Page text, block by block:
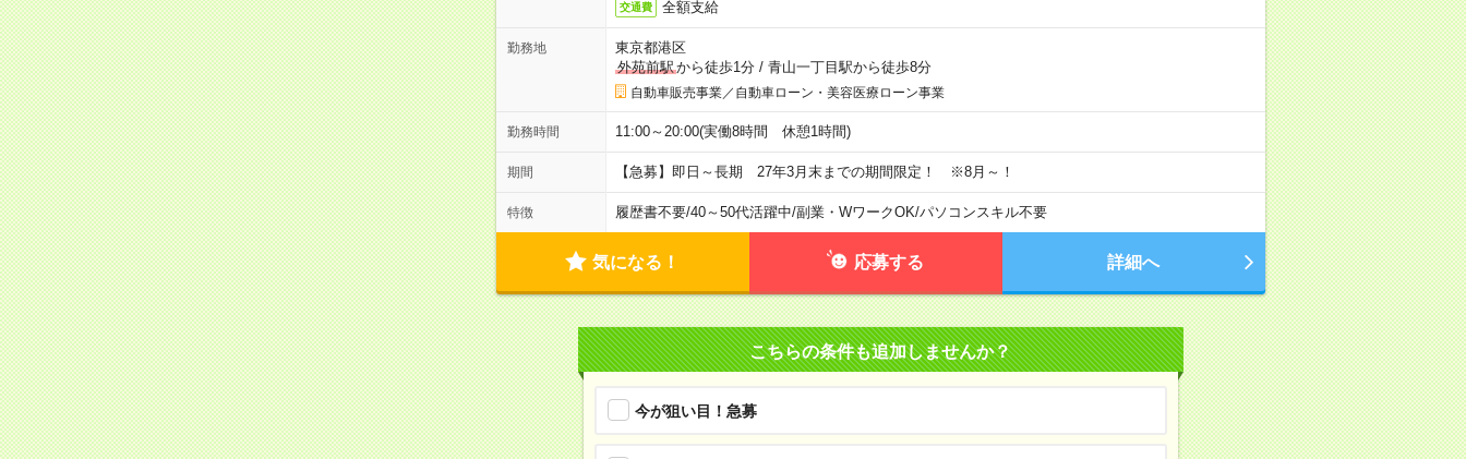
交通費 全額支給
勤務地
東京都港区
外苑前駅から徒歩1分/ 青山一丁目駅から徒歩8分
自動車販売事業／自動車ローン・美容医療ローン事業
勤務時間 11:00～20:00(実働8時間 休憩1時間)
期間 【急募】即日～長期 27年3月末までの期間限定！ ※8月～！
特徴 履歴書不要/40～50代活躍中/副業・WワークOK/パソコンスキル不要
気になる！ 応募する 詳細へ
こちらの条件も追加しませんか？
今が狙い目！急募